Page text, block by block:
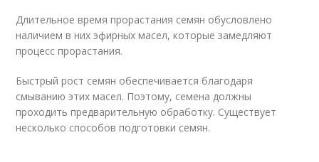
Длительное время прорастания семян обусловлено
наличием в них эфирных масел, которые замедляют
процесс прорастания.
Быстрый рост семян обеспечивается благодаря
смыванию этих масел. Поэтому, семена должны
проходить предварительную обработку. Существует
несколько способов подготовки семян.